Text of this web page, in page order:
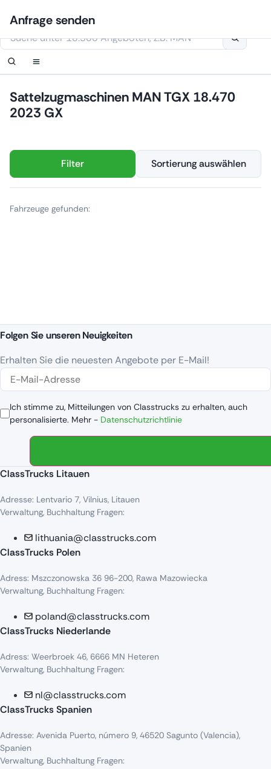
Inhalt
springen
Sattelzugmaschinen MAN TGX 18.470
2023 GX
Filter Sortierung auswählen
Fahrzeuge gefunden:
Folgen Sie unseren Neuigkeiten
Erhalten Sie die neuesten Angebote per E-Mail!
Ich stimme zu, Mitteilungen von Classtrucks zu erhalten, auch
personalisierte. Mehr - Datenschutzrichtlinie
ClassTrucks Litauen
Adresse: Lentvario 7, Vilnius, Litauen
Verwaltung, Buchhaltung Fragen:
lithuania@classtrucks.com
ClassTrucks Polen
Adress: Mszczonowska 36 96-200, Rawa Mazowiecka
Verwaltung, Buchhaltung Fragen:
poland@classtrucks.com
ClassTrucks Niederlande​
Adress: Weerbroek 46, 6666 MN Heteren
Verwaltung, Buchhaltung Fragen:
nl@classtrucks.com
ClassTrucks Spanien
Adresse: Avenida Puerto, número 9, 46520 Sagunto (Valencia),
Spanien
Verwaltung, Buchhaltung Fragen:
Anmelden
Benachrichtigung einrichten
Diese Webseite verwendet Cookies
Kontaktiere uns
Ihre Anfrage wurde erhalten.
Anfrage senden
Benachrichtigung einrichten